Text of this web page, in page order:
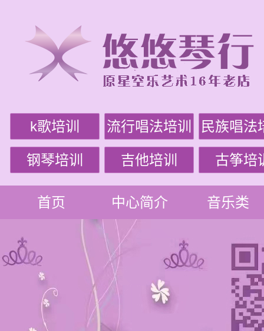
k歌培训 流行唱法培训 民族唱法
钢琴培训 吉他培训 古筝培
首页 中心简介 音乐类